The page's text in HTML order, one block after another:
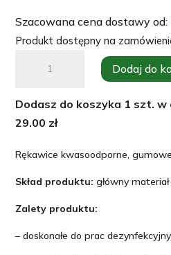
Szacowana cena dostawy od:
Produkt dostępny na
Rękawice
Dodaj do
Dodasz do koszyka 1 szt. w
29.00 zł
Rękawice kwasoodporne, gumowe
Skład produktu: główny
Zalety produktu:
– doskonałe do prac